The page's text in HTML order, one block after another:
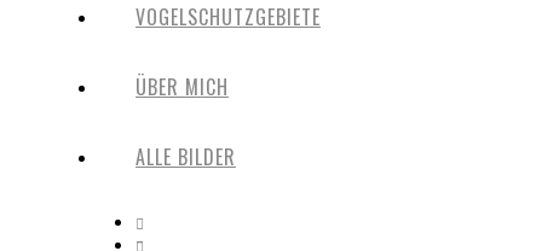
VOGELSCHUTZGEBIETE
ÜBER MICH
ALLE BILDER